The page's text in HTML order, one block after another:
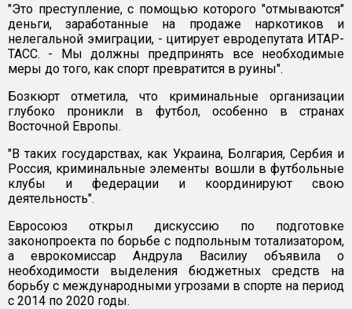
"Это преступление, с помощью которого "отмываются"
деньги, заработанные на продаже наркотиков и
нелегальной эмиграции, - цитирует евродепутата ИТАР-
ТАСС. - Мы должны предпринять все необходимые
меры до того, как спорт превратится в руины".
Бозкюрт отметила, что криминальные организации
глубоко проникли в футбол, особенно в странах
Восточной Европы.
"В таких государствах, как Украина, Болгария, Сербия и
Россия, криминальные элементы вошли в футбольные
клубы и федерации и координируют свою
деятельность".
Евросоюз открыл дискуссию по подготовке
законопроекта по борьбе с подпольным тотализатором,
а еврокомиссар Андрула Василиу объявила о
необходимости выделения бюджетных средств на
борьбу с международными угрозами в спорте на период
с 2014 по 2020 годы.